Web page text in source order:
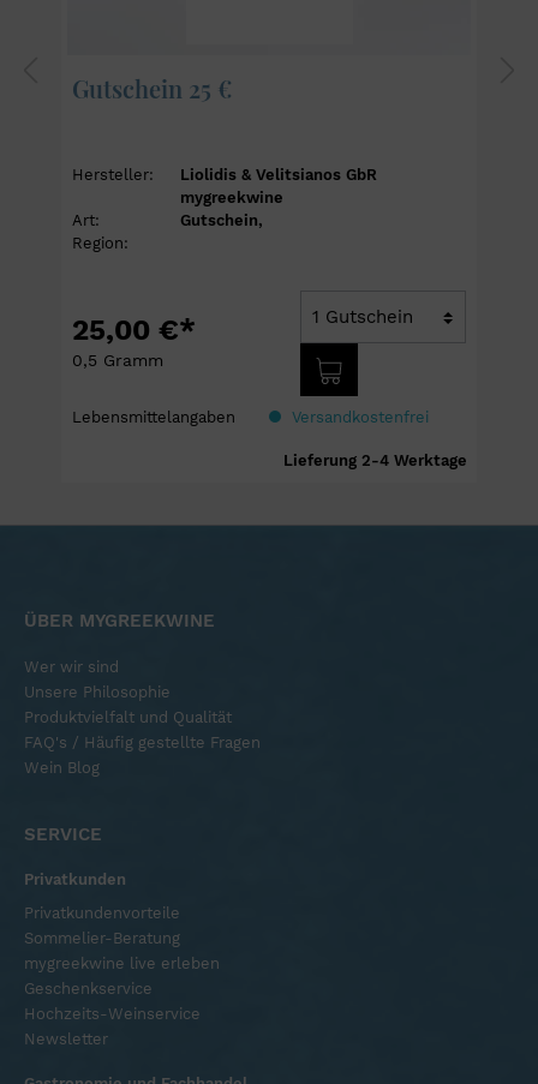
Gutschein 25 €
Hersteller:
Liolidis & Velitsianos GbR
mygreekwine
Art:
Gutschein,
Region:
25,00 €*
0,5 Gramm
Lebensmittelangaben Versandkostenfrei
Lieferung 2-4 Werktage
ÜBER MYGREEKWINE
Wer wir sind
Unsere Philosophie
Produktvielfalt und Qualität
FAQ's / Häufig gestellte Fragen
Wein Blog
SERVICE
Privatkunden
Privatkundenvorteile
Sommelier-Beratung
mygreekwine live erleben
Geschenkservice
Hochzeits-Weinservice
Newsletter